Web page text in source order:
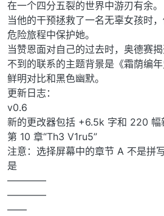
在一个四分五裂的世界中游刃有余。
当他的干预拯救了一名无辜女孩时
危险旅程中保护她。
当赞恩面对自己的过去时，奥德赛
不到的联系的主题背景是《霜荫编
鲜明对比和黑色幽默。
更新日志：
v0.6
新的更改器包括 +6.5k 字和 220 幅
第 10 章“Th3 V1ru5”
注意：选择屏幕中的章节 A 不是拼
是
————
————
——